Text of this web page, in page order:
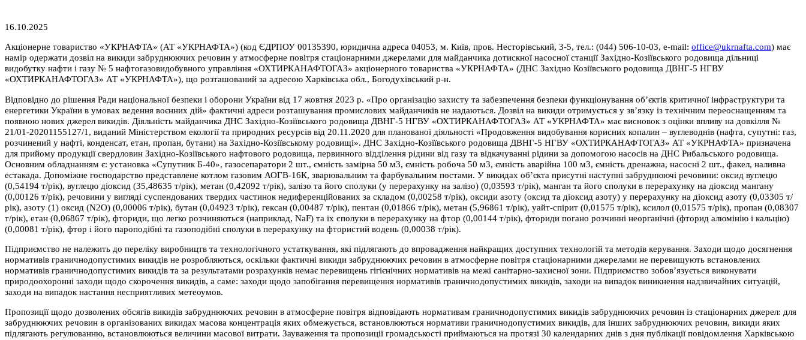
16.10.2025
Акціонерне товариство «УКРНАФТА» (АТ «УКРНАФТА») (код ЄДРПОУ 00135390, юридична адреса 04053, м. Київ, пров. Несторівський, 3-5, тел.: (044) 506-10-03, e-mail: office@ukrnafta.com) має
намір одержати дозвіл на викиди забруднюючих речовин у атмосферне повітря стаціонарними джерелами для майданчика дотискної насосної станції Західно-Козіївського родовища дільниці
видобутку нафти і газу № 5 нафтогазовидобувного управління «ОХТИРКАНАФТОГАЗ» акціонерного товариства «УКРНАФТА» (ДНС Західно Козіївського родовища ДВНГ-5 НГВУ
«ОХТИРКАНАФТОГАЗ» АТ «УКРНАФТА»), що розташований за адресою Харківська обл., Богодухівський р-н.
Відповідно до рішення Ради національної безпеки і оборони України від 17 жовтня 2023 р. «Про організацію захисту та забезпечення безпеки функціонування об’єктів критичної інфраструктури та
енергетики України в умовах ведення воєнних дій» фактичні адреси розташування промислових майданчиків не надаються. Дозвіл на викиди отримується у зв’язку із технічним переоснащенням та
появною нових джерел викидів. Діяльність майданчика ДНС Західно-Козіївського родовища ДВНГ-5 НГВУ «ОХТИРКАНАФТОГАЗ» АТ «УКРНАФТА» має висновок з оцінки впливу на довкілля №
21/01-20201155127/1, виданий Міністерством екології та природних ресурсів від 20.11.2020 для планованої діяльності «Продовження видобування корисних копалин – вуглеводнів (нафта, супутні: газ,
розчинений у нафті, конденсат, етан, пропан, бутани) на Західно-Козіївському родовищі». ДНС Західно-Козіївського родовища ДВНГ-5 НГВУ «ОХТИРКАНАФТОГАЗ» АТ «УКРНАФТА» призначена
для прийому продукції свердловин Західно-Козіївського нафтового родовища, первинного відділення рідини від газу та відкачуванні рідини за допомогою насосів на ДНС Рибальського родовища.
Основним обладнанням є: установка «Супутник Б-40», газосепаратори 2 шт., ємність замірна 50 м3, ємність робоча 50 м3, ємність аварійна 100 м3, ємність дренажна, насосні 2 шт., факел, наливна
естакада. Допоміжне господарство представлене котлом газовим АОГВ-16К, зварювальним та фарбувальним постами. У викидах об’єкта присутні наступні забруднюючі речовини: оксид вуглецю
(0,54194 т/рік), вуглецю діоксид (35,48635 т/рік), метан (0,42092 т/рік), залізо та його сполуки (у перерахунку на залізо) (0,03593 т/рік), манган та його сполуки в перерахунку на діоксид мангану
(0,00126 т/рік), речовини у вигляді суспендованих твердих частинок недиференційованих за складом (0,00258 т/рік), оксиди азоту (оксид та діоксид азоту) у перерахунку на діоксид азоту (0,03305 т/
рік), азоту (1) оксид (N2O) (0,00006 т/рік), бутан (0,04923 т/рік), гексан (0,00487 т/рік), пентан (0,01866 т/рік), метан (5,96861 т/рік), уайт-спірит (0,01575 т/рік), ксилол (0,01575 т/рік), пропан (0,08307
т/рік), етан (0,06867 т/рік), фториди, що легко розчиняються (наприклад, NaF) та їх сполуки в перерахунку на фтор (0,00144 т/рік), фториди погано pозчинні неоpганічні (фтоpид алюмінію і кальцію)
(0,00081 т/рік), фтор і його пароподібні та газоподібні сполуки в перерахунку на фтористий водень (0,00038 т/рік).
Підприємство не належить до переліку виробництв та технологічного устаткування, які підлягають до впровадження найкращих доступних технологій та методів керування. Заходи щодо досягнення
нормативів граничнодопустимих викидів не розробляються, оскільки фактичні викиди забруднюючих речовин в атмосферне повітря стаціонарними джерелами не перевищують встановлених
нормативів граничнодопустимих викидів та за результатами розрахунків немає перевищень гігієнічних нормативів на межі санітарно-захисної зони. Підприємство зобов’язується виконувати
природоохоронні заходи щодо скорочення викидів, а саме: заходи щодо запобігання перевищення нормативів граничнодопустимих викидів, заходи на випадок виникнення надзвичайних ситуацій,
заходи на випадок настання несприятливих метеоумов.
Пропозиції щодо дозволених обсягів викидів забруднюючих речовин в атмосферне повітря відповідають нормативам граничнодопустимих викидів забруднюючих речовин із стаціонарних джерел: для
забруднюючих речовин в організованих викидах масова концентрація яких обмежується, встановлюються нормативи граничнодопустимих викидів, для інших забруднюючих речовин, викиди яких
підлягають регулюванню, встановлюються величини масової витрати. Зауваження та пропозиції громадськості приймаються на протязі 30 календарних днів з дня публікації повідомлення Харківською